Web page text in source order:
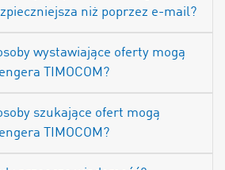
niż poprzez e-mail?
wystawiające oferty mogą
TIMOCOM?
szukające ofert mogą
TIMOCOM?